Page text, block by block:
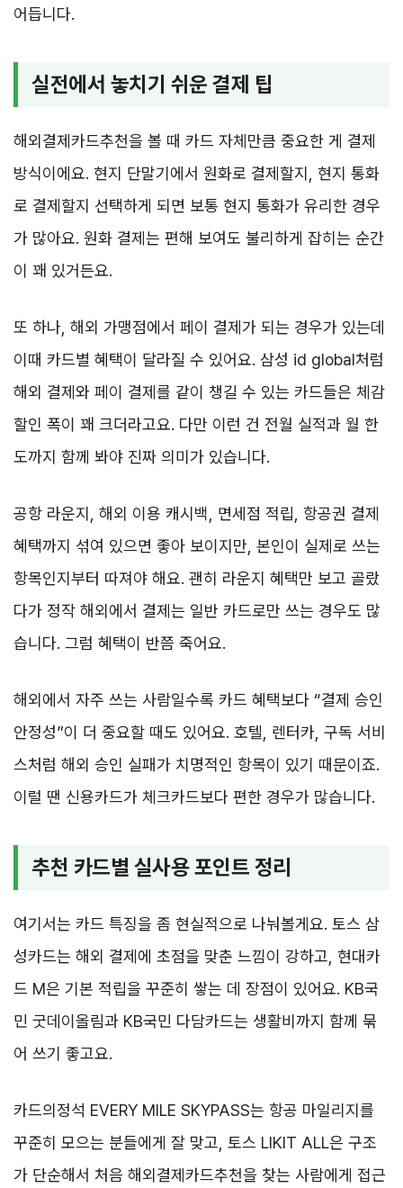
어듭니다.
실전에서 놓치기 쉬운 결제 팁
해외결제카드추천을 볼 때 카드 자체만큼 중요한 게 결제
방식이에요. 현지 단말기에서 원화로 결제할지, 현지 통화
로 결제할지 선택하게 되면 보통 현지 통화가 유리한 경우
가 많아요. 원화 결제는 편해 보여도 불리하게 잡히는 순간
이 꽤 있거든요.
또 하나, 해외 가맹점에서 페이 결제가 되는 경우가 있는데
이때 카드별 혜택이 달라질 수 있어요. 삼성 id global처럼
해외 결제와 페이 결제를 같이 챙길 수 있는 카드들은 체감
할인 폭이 꽤 크더라고요. 다만 이런 건 전월 실적과 월 한
도까지 함께 봐야 진짜 의미가 있습니다.
공항 라운지, 해외 이용 캐시백, 면세점 적립, 항공권 결제
혜택까지 섞여 있으면 좋아 보이지만, 본인이 실제로 쓰는
항목인지부터 따져야 해요. 괜히 라운지 혜택만 보고 골랐
다가 정작 해외에서 결제는 일반 카드로만 쓰는 경우도 많
습니다. 그럼 혜택이 반쯤 죽어요.
해외에서 자주 쓰는 사람일수록 카드 혜택보다 “결제 승인
안정성”이 더 중요할 때도 있어요. 호텔, 렌터카, 구독 서비
스처럼 해외 승인 실패가 치명적인 항목이 있기 때문이죠.
이럴 땐 신용카드가 체크카드보다 편한 경우가 많습니다.
추천 카드별 실사용 포인트 정리
여기서는 카드 특징을 좀 현실적으로 나눠볼게요. 토스 삼
성카드는 해외 결제에 초점을 맞춘 느낌이 강하고, 현대카
드 M은 기본 적립을 꾸준히 쌓는 데 장점이 있어요. KB국
민 굿데이올림과 KB국민 다담카드는 생활비까지 함께 묶
어 쓰기 좋고요.
카드의정석 EVERY MILE SKYPASS는 항공 마일리지를
꾸준히 모으는 분들에게 잘 맞고, 토스 LIKIT ALL은 구조
가 단순해서 처음 해외결제카드추천을 찾는 사람에게 접근